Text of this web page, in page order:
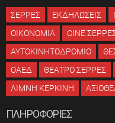
ΣΕΡΡΕΣ ΕΚΔΗΛΩΣΕΙΣ
ΟΙΚΟΝΟΜΙΑ
CINE
ΑΥΤΟΚΙΝΗΤΟΔΡΟΜΙΟ
ΟΑΕΔ
ΘΕΑΤΡΟ ΣΕΡΡΕΣ
ΛΙΜΝΗ ΚΕΡΚΙΝΗ
ΠΛΗΡΟΦΟΡΙΕΣ